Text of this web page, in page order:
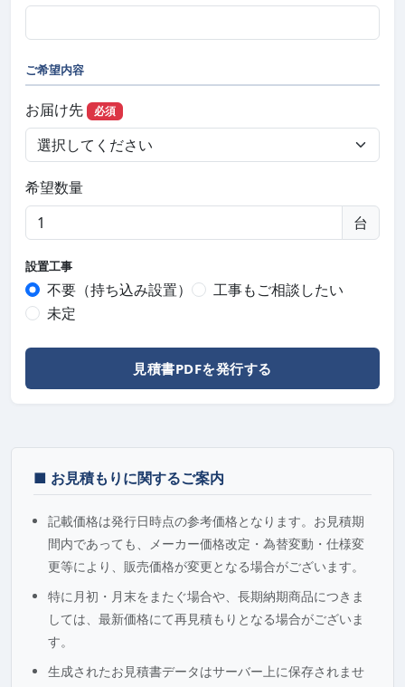
ご希望内容
お届け先 必須
希望数量
台
設置工事
不要（持ち込み設置）
工事もご相談したい
未定
見積書PDFを発行する
■ お見積もりに関するご案内
記載価格は発行日時点の参考価格となります。お見積期
間内であっても、メーカー価格改定・為替変動・仕様変
更等により、販売価格が変更となる場合がございます。
特に月初・月末をまたぐ場合や、長期納期商品につきま
しては、最新価格にて再見積もりとなる場合がございま
す。
生成されたお見積書データはサーバー上に保存されませ